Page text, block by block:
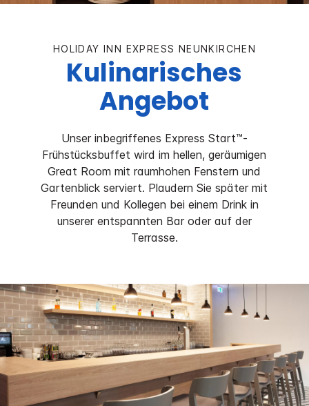
HOLIDAY INN EXPRESS NEUNKIRCHEN
Kulinarisches
Angebot
Unser inbegriffenes Express Start™-
Frühstücksbuffet wird im hellen, geräumigen
Great Room mit raumhohen Fenstern und
Gartenblick serviert. Plaudern Sie später mit
Freunden und Kollegen bei einem Drink in
unserer entspannten Bar oder auf der
Terrasse.